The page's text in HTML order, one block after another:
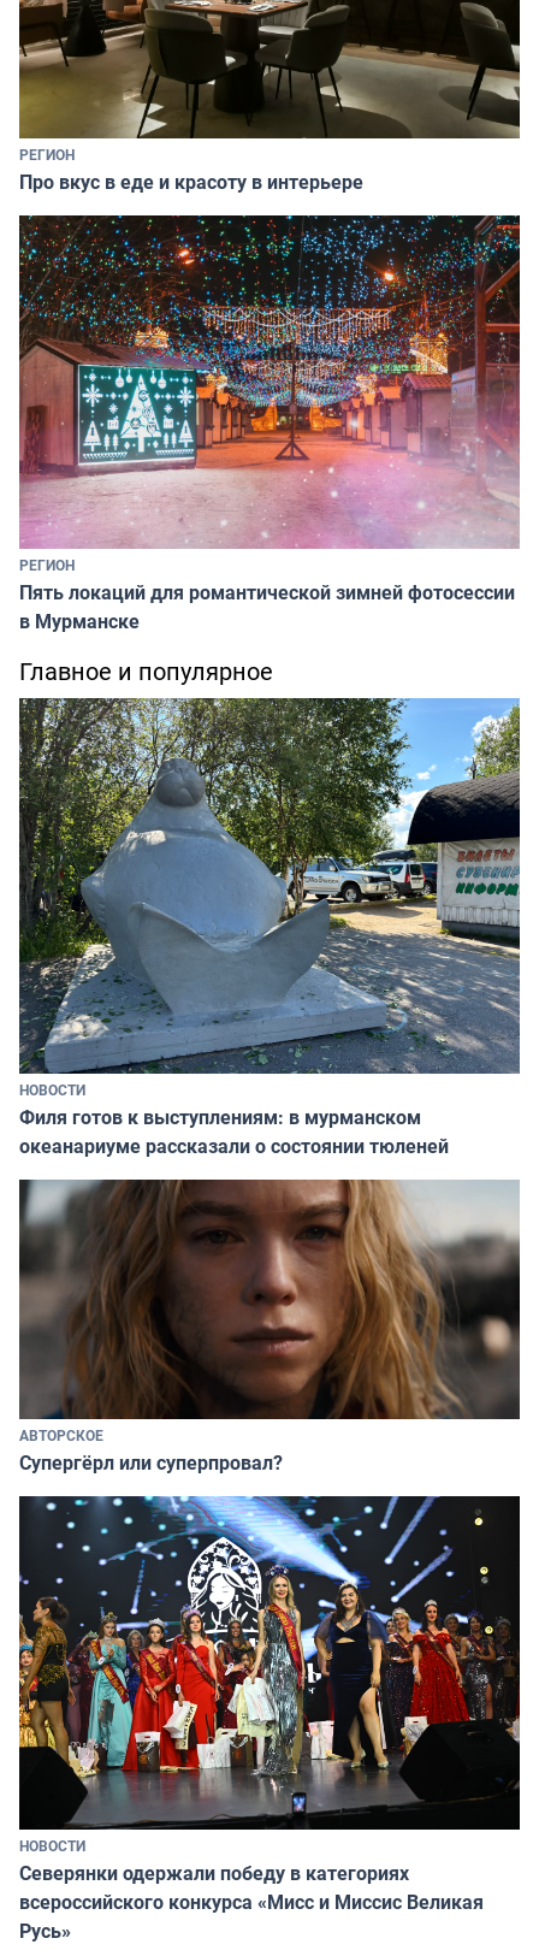
РЕГИОН
Про вкус в еде и красоту в интерьере
РЕГИОН
Пять локаций для романтической зимней фотосессии
в Мурманске
Главное и популярное
НОВОСТИ
Филя готов к выступлениям: в мурманском
океанариуме рассказали о состоянии тюленей
АВТОРСКОЕ
Супергёрл или суперпровал?
НОВОСТИ
Северянки одержали победу в категориях
всероссийского конкурса «Мисс и Миссис Великая
Русь»